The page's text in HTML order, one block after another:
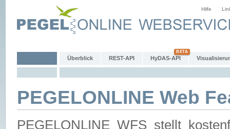
Hilfe
Überblick REST-API HyDAS-API
PEGELONLINE Web
PEGELONLINE WFS stellt